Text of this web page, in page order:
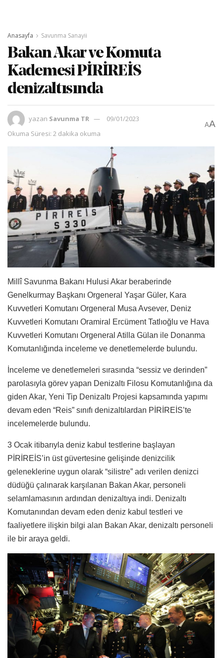
Anasayfa Savunma Sanayii
Bakan Akar ve Komuta
Kademesi PİRİREİS
denizaltısında
yazan Savunma TR
09/01/2023
Okuma Süresi: 2 dakika okuma
AA
Millî Savunma Bakanı Hulusi Akar beraberinde
Genelkurmay Başkanı Orgeneral Yaşar Güler, Kara
Kuvvetleri Komutanı Orgeneral Musa Avsever, Deniz
Kuvvetleri Komutanı Oramiral Ercüment Tatlıoğlu ve Hava
Kuvvetleri Komutanı Orgeneral Atilla Gülan ile Donanma
Komutanlığında inceleme ve denetlemelerde bulundu.
İnceleme ve denetlemeleri sırasında “sessiz ve derinden”
parolasıyla görev yapan Denizaltı Filosu Komutanlığına da
giden Akar, Yeni Tip Denizaltı Projesi kapsamında yapımı
devam eden “Reis” sınıfı denizaltılardan PİRİREİS’te
incelemelerde bulundu.
3 Ocak itibarıyla deniz kabul testlerine başlayan
PİRİREİS’in üst güvertesine gelişinde denizcilik
geleneklerine uygun olarak “silistre” adı verilen denizci
düdüğü çalınarak karşılanan Bakan Akar, personeli
selamlamasının ardından denizaltıya indi. Denizaltı
Komutanından devam eden deniz kabul testleri ve
faaliyetlere ilişkin bilgi alan Bakan Akar, denizaltı personeli
ile bir araya geldi.